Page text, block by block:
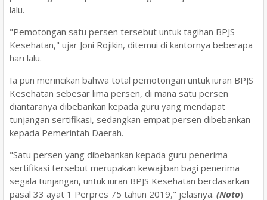
lalu.
"Pemotongan satu persen tersebut untuk tagihan BPJS
Kesehatan," ujar Joni Rojikin, ditemui di kantornya beberapa
hari lalu.
Ia pun merincikan bahwa total pemotongan untuk iuran BPJS
Kesehatan sebesar lima persen, di mana satu persen
diantaranya dibebankan kepada guru yang mendapat
tunjangan sertifikasi, sedangkan empat persen dibebankan
kepada Pemerintah Daerah.
"Satu persen yang dibebankan kepada guru penerima
sertifikasi tersebut merupakan kewajiban bagi penerima
segala tunjangan, untuk iuran BPJS Kesehatan berdasarkan
pasal 33 ayat 1 Perpres 75 tahun 2019," jelasnya. (Noto)